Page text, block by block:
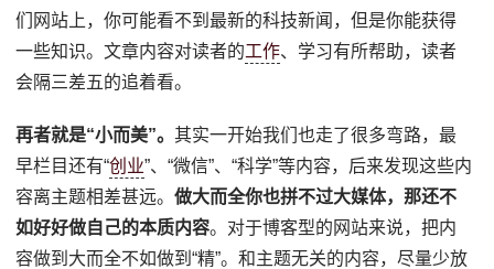
们网站上，你可能看不到最新的科技新闻，但是你能获得
一些知识。文章内容对读者的工作、学习有所帮助，读者
会隔三差五的追着看。
再者就是“小而美”。其实一开始我们也走了很多弯路，最
早栏目还有“创业”、“微信”、“科学”等内容，后来发现这些内
容离主题相差甚远。做大而全你也拼不过大媒体，那还不
如好好做自己的本质内容。对于博客型的网站来说，把内
容做到大而全不如做到“精”。和主题无关的内容，尽量少放